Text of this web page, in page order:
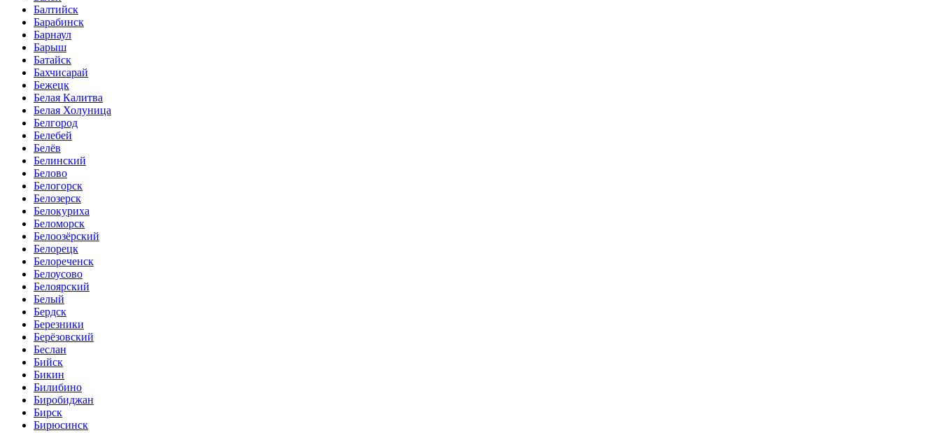
Балтийск
Барабинск
Барнаул
Барыш
Батайск
Бахчисарай
Бежецк
Белая Калитва
Белая Холуница
Белгород
Белебей
Белёв
Белинский
Белово
Белогорск
Белозерск
Белокуриха
Беломорск
Белоозёрский
Белорецк
Белореченск
Белоусово
Белоярский
Белый
Бердск
Березники
Берёзовский
Беслан
Бийск
Бикин
Билибино
Биробиджан
Бирск
Бирюсинск